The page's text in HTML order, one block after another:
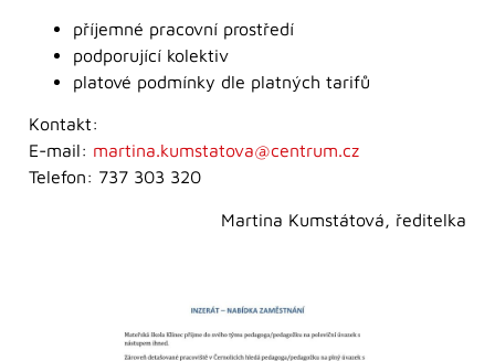
příjemné pracovní prostředí
podporující kolektiv
platové podmínky dle platných tarifů
Kontakt:
E-mail: martina.kumstatova@centrum.cz
Telefon: 737 303 320
Martina Kumstátová, ředitelka